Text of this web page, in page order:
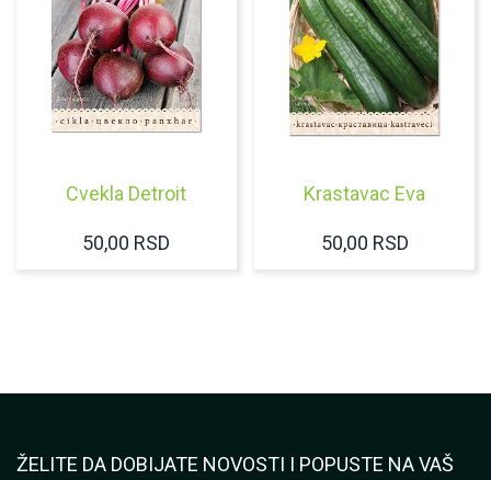
Cvekla Detroit
50,00 RSD
Krastavac Eva
50,00 RSD
ŽELITE DA DOBIJATE NOVOSTI I POPUSTE NA VAŠ